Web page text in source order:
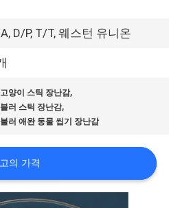
D/P, T/T, 웨스턴 유니온
양이 스틱 장난감,
러 스틱 장난감,
러 애완 동물 씹기 장난감
의 가격